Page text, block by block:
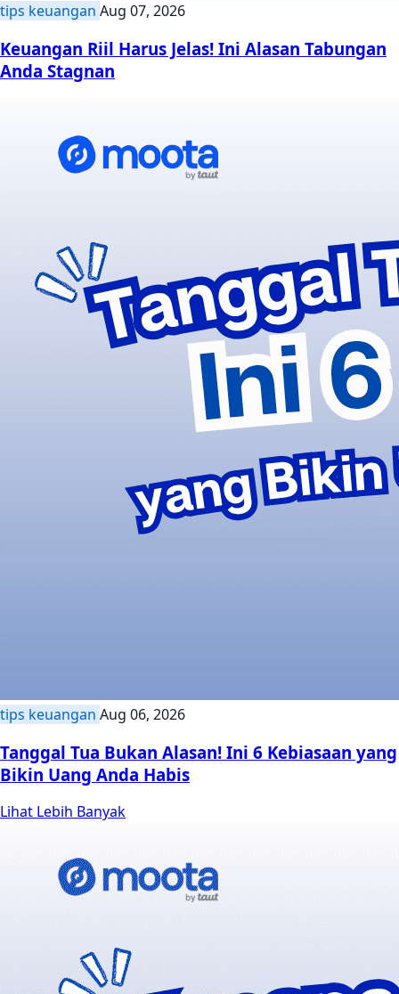
tips keuangan Aug 07, 2026
Keuangan Riil Harus Jelas! Ini Alasan Tabungan
Anda Stagnan
tips keuangan Aug 06, 2026
Tanggal Tua Bukan Alasan! Ini 6 Kebiasaan yang
Bikin Uang Anda Habis
Lihat Lebih Banyak